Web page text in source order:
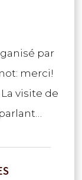
par
merci!
visite de
jeune
notre
!